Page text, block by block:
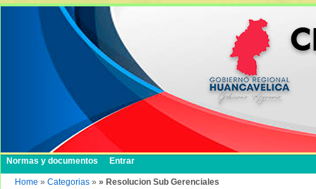
Normas y documentos Entrar
Home » Categorias » » Resolucion Sub Gerenciales